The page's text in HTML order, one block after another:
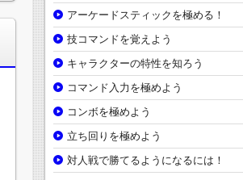
アーケードスティックを極める！
技コマンドを覚えよう
キャラクターの特性を知ろう
コマンド入力を極めよう
コンボを極めよう
立ち回りを極めよう
対人戦で勝てるようになるには！